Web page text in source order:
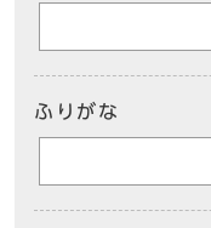
ふりがな